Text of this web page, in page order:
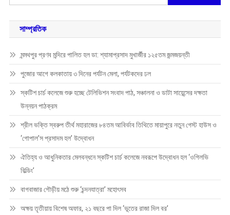
for:
সাম্প্রতিক
মন্মথপুর প্রণব মন্দিরে পালিত হল ডা: শ্যামাপ্রসাদ মুখার্জীর ১২৫তম জন্মজয়ন্তী
পুজোর আগে কলকাতায় ৩ দিনের পর্যটন মেলা, পর্যটকদের ঢল
স্কটিশ চার্চ কলেজে শুরু হচ্ছে টেলিভিশন সংবাদ পাঠ, সঞ্চালনা ও ডাটা সায়েন্সের দক্ষতা
উন্নয়ন পাঠক্রম
শ্রীল ভক্তি স্বরুপ তীর্থ মহারাজের ৮৪তম আবির্ভাব তিথিতে মায়াপুরে নতুন গেস্ট হাউস ও
‘গোপাল’স প্রসাদম হল’ উদ্বোধন
ঐতিহ্য ও আধুনিকতার মেলবন্ধনে স্কটিশ চার্চ কলেজে নবরূপে উদ্বোধন হল ‘ওগিলভি
বিল্ডিং’
বাগবাজার গৌড়ীয় মঠে শুরু ‘চন্দনযাত্রা’ মহোৎসব
অক্ষয় তৃতীয়ায় বিশেষ অফার, ২১ বছরে পা দিল ‘ভূতের রাজা দিল বর’